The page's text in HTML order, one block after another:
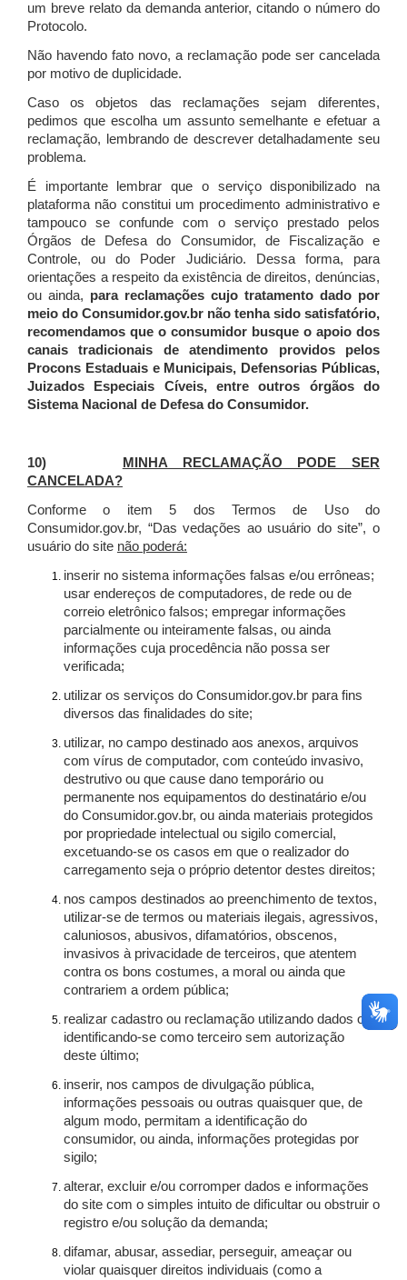
um breve relato da demanda anterior, citando o número do
Protocolo.
Não havendo fato novo, a reclamação pode ser cancelada
por motivo de duplicidade.
Caso os objetos das reclamações sejam diferentes,
pedimos que escolha um assunto semelhante e efetuar a
reclamação, lembrando de descrever detalhadamente seu
problema.
É importante lembrar que o serviço disponibilizado na
plataforma não constitui um procedimento administrativo e
tampouco se confunde com o serviço prestado pelos
Órgãos de Defesa do Consumidor, de Fiscalização e
Controle, ou do Poder Judiciário. Dessa forma, para
orientações a respeito da existência de direitos, denúncias,
ou ainda, para reclamações cujo tratamento dado por
meio do Consumidor.gov.br não tenha sido satisfatório,
recomendamos que o consumidor busque o apoio dos
canais tradicionais de atendimento providos pelos
Procons Estaduais e Municipais, Defensorias Públicas,
Juizados Especiais Cíveis, entre outros órgãos do
Sistema Nacional de Defesa do Consumidor.
10)
MINHA RECLAMAÇÃO PODE SER
CANCELADA?
Conforme o item 5 dos Termos de Uso do
Consumidor.gov.br, “Das vedações ao usuário do site”, o
usuário do site não poderá:
inserir no sistema informações falsas e/ou errôneas;
usar endereços de computadores, de rede ou de
correio eletrônico falsos; empregar informações
parcialmente ou inteiramente falsas, ou ainda
informações cuja procedência não possa ser
verificada;
utilizar os serviços do Consumidor.gov.br para fins
diversos das finalidades do site;
utilizar, no campo destinado aos anexos, arquivos
com vírus de computador, com conteúdo invasivo,
destrutivo ou que cause dano temporário ou
permanente nos equipamentos do destinatário e/ou
do Consumidor.gov.br, ou ainda materiais protegidos
por propriedade intelectual ou sigilo comercial,
excetuando-se os casos em que o realizador do
carregamento seja o próprio detentor destes direitos;
nos campos destinados ao preenchimento de textos,
utilizar-se de termos ou materiais ilegais, agressivos,
caluniosos, abusivos, difamatórios, obscenos,
invasivos à privacidade de terceiros, que atentem
contra os bons costumes, a moral ou ainda que
contrariem a ordem pública;
realizar cadastro ou reclamação utilizando dados ou
identificando-se como terceiro sem autorização
deste último;
inserir, nos campos de divulgação pública,
informações pessoais ou outras quaisquer que, de
algum modo, permitam a identificação do
consumidor, ou ainda, informações protegidas por
sigilo;
alterar, excluir e/ou corromper dados e informações
do site com o simples intuito de dificultar ou obstruir o
registro e/ou solução da demanda;
difamar, abusar, assediar, perseguir, ameaçar ou
violar quaisquer direitos individuais (como a